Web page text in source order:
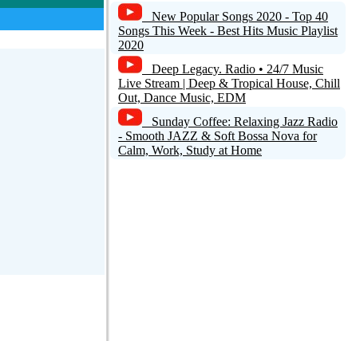
New Popular Songs 2020 - Top 40
Songs This Week - Best Hits Music Playlist
2020
Deep Legacy. Radio • 24/7 Music
Live Stream | Deep & Tropical House, Chill
Out, Dance Music, EDM
Sunday Coffee: Relaxing Jazz Radio
- Smooth JAZZ & Soft Bossa Nova for
Calm, Work, Study at Home